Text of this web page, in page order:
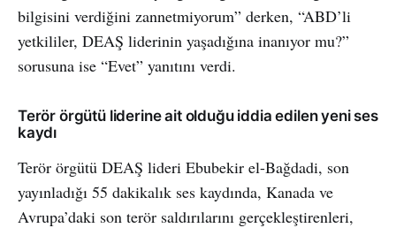
bilgisini verdiğini zannetmiyorum” derken, “ABD’li
yetkililer, DEAŞ liderinin yaşadığına inanıyor mu?”
sorusuna ise “Evet” yanıtını verdi.
Terör örgütü liderine ait olduğu iddia edilen yeni ses
kaydı
Terör örgütü DEAŞ lideri Ebubekir el-Bağdadi, son
yayınladığı 55 dakikalık ses kaydında, Kanada ve
Avrupa’daki son terör saldırılarını gerçekleştirenleri,